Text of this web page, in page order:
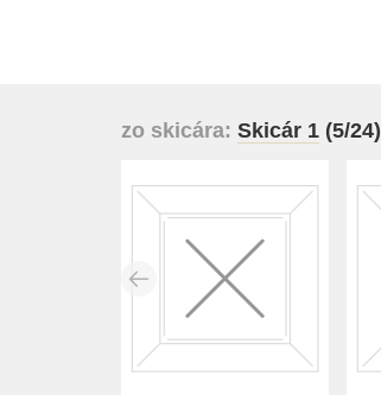
zo skicára: Skicár 1 (5/24)